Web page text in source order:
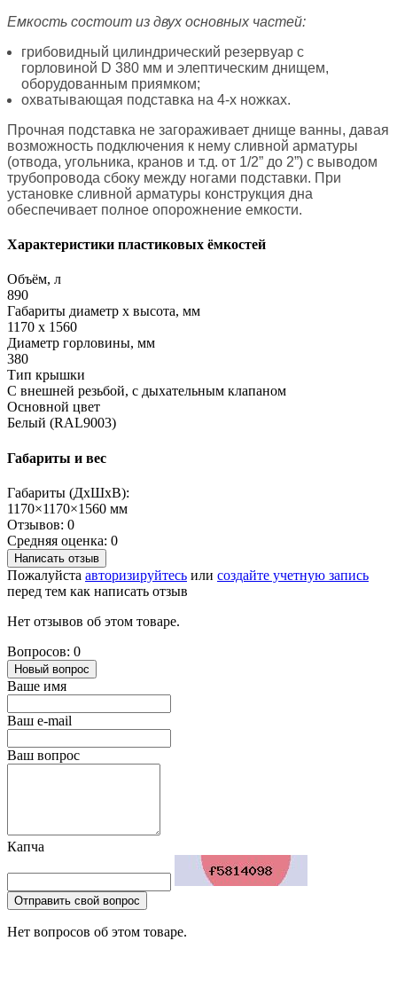
Емкость состоит из двух основных частей:
грибовидный цилиндрический резервуар с
горловиной D 380 мм и элептическим днищем,
оборудованным приямком;
охватывающая подставка на 4-х ножках.
Прочная подставка не загораживает днище ванны, давая
возможность подключения к нему сливной арматуры
(отвода, угольника, кранов и т.д. от 1/2” до 2”) с выводом
трубопровода сбоку между ногами подставки. При
установке сливной арматуры конструкция дна
обеспечивает полное опорожнение емкости.
Характеристики пластиковых ёмкостей
Объём, л
890
Габариты диаметр х высота, мм
1170 x 1560
Диаметр горловины, мм
380
Тип крышки
С внешней резьбой, с дыхательным клапаном
Основной цвет
Белый (RAL9003)
Габариты и вес
Габариты (ДхШхВ):
1170×1170×1560 мм
Отзывов: 0
Средняя оценка: 0
Написать отзыв
Пожалуйста авторизируйтесь или создайте учетную запись
перед тем как написать отзыв
Нет отзывов об этом товаре.
Вопросов: 0
Новый вопрос
Ваше имя
Ваш e-mail
Ваш вопрос
Капча
Отправить свой вопрос
Нет вопросов об этом товаре.